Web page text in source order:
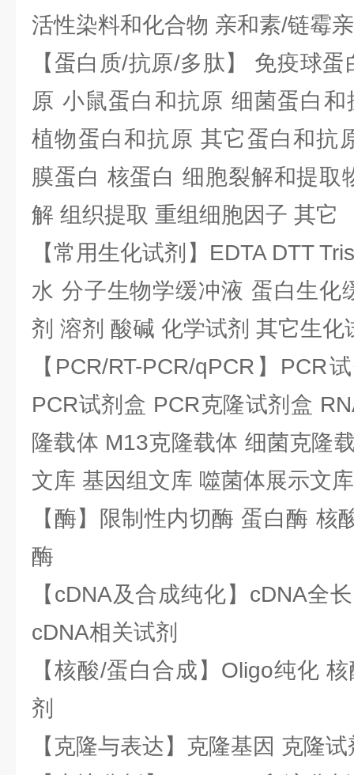
活性染料和化合物 亲和素/链霉
【蛋白质/抗原/多肽】 免疫球
原 小鼠蛋白和抗原 细菌蛋白
植物蛋白和抗原 其它蛋白和抗
膜蛋白 核蛋白 细胞裂解和提取
解 组织提取 重组细胞因子 其它
【常用生化试剂】EDTA DTT
水 分子生物学缓冲液 蛋白生化
剂 溶剂 酸碱 化学试剂 其它生化
【PCR/RT-PCR/qPCR】PCR
PCR试剂盒 PCR克隆试剂盒
隆载体 M13克隆载体 细菌克隆
文库 基因组文库 噬菌体展示文库
【酶】限制性内切酶 蛋白酶 核
酶
【cDNA及合成纯化】cDNA全
cDNA相关试剂
【核酸/蛋白合成】Oligo纯化
剂
【克隆与表达】克隆基因 克隆